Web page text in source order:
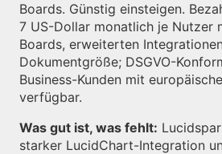
Boards. Günstig einsteigen.
7 US-Dollar monatlich je Nutzer
Boards, erweiterten
Dokumentgröße; DSGVO-
Business-Kunden mit
verfügbar.
Was gut ist, was fehlt:
starker LucidChart-Integration